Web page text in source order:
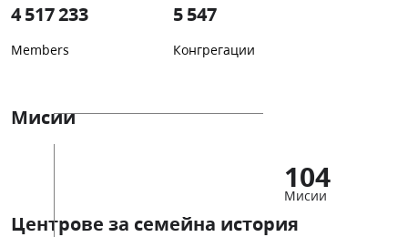
4 517 233
Members
5 547
Конгрегации
Мисии
104
Мисии
Центрове за семейна история